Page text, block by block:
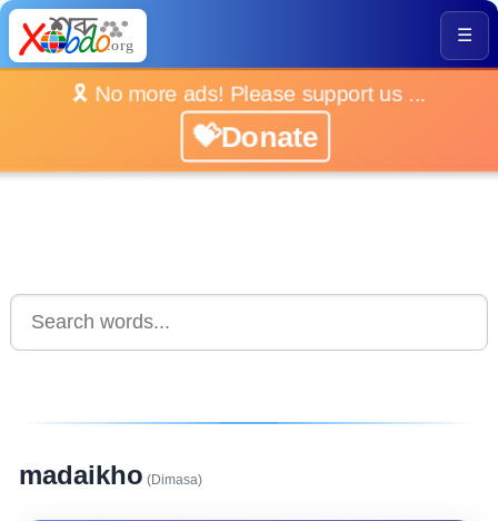
☰
🎗️ No more ads! Please support us ...
💝Donate
madaikho (Dimasa)